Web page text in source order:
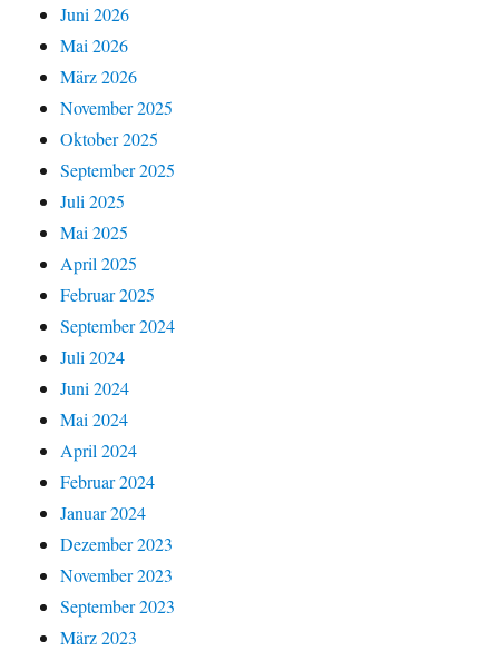
Juni 2026
Mai 2026
März 2026
November 2025
Oktober 2025
September 2025
Juli 2025
Mai 2025
April 2025
Februar 2025
September 2024
Juli 2024
Juni 2024
Mai 2024
April 2024
Februar 2024
Januar 2024
Dezember 2023
November 2023
September 2023
März 2023